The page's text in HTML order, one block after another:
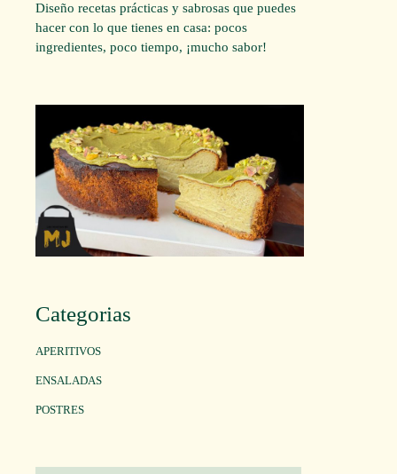
Diseño recetas prácticas y sabrosas que puedes
hacer con lo que tienes en casa: pocos
ingredientes, poco tiempo, ¡mucho sabor!
Categorias
APERITIVOS
ENSALADAS
POSTRES